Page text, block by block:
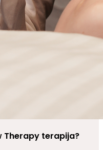
Therapy terapija?